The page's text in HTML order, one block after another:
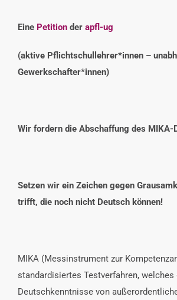
Eine Petition der apfl-ug
(aktive Pflichtschullehrer*innen –
Gewerkschafter*innen)
Wir fordern die Abschaffung des MIKA-
Setzen wir ein Zeichen gegen
trifft, die noch nicht Deutsch können!
MIKA (Messinstrument zur
standardisiertes Testverfahren, welches
Deutschkenntnisse von